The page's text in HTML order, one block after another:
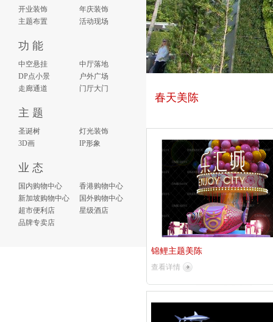
开业装饰
年庆装饰
主题布置
活动现场
功 能
中空悬挂
中厅落地
DP点小景
户外广场
走廊通道
门厅大门
主 题
圣诞树
灯光装饰
3D画
IP形象
业 态
国内购物中心
香港购物中心
新加坡购物中心
国外购物中心
超市便利店
星级酒店
品牌专卖店
春天美陈
锦鲤主题美陈
查看详情